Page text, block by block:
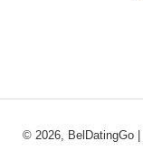
© 2026, BelDatingGo |